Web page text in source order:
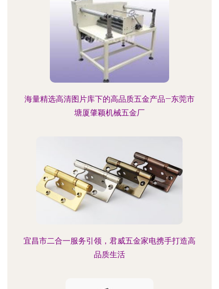
海量精选高清图片库下的高品质五金产品—东莞市
塘厦肇颖机械五金厂
宜昌市二合一服务引领，君威五金家电携手打造高
品质生活